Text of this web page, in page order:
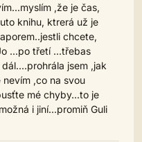
,že je čas,
knihu, ktrerá už je
chcete,
...po třetí ...třebas
jsem ,jak
,co na svou
mé chyby...to je
i jiní...promiň Guli